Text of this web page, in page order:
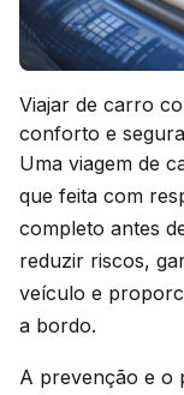
Viajar de carro
conforto e
Uma viagem de
que feita com
completo antes
reduzir riscos,
veículo e
a bordo.
A prevenção e o